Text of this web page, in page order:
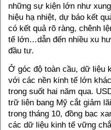
những sự kiện lớn như
hiệu hạ nhiệt, dự báo kết
có kết quả rõ ràng, chênh
tế lớn…dẫn đến nhiều xu
đầu tư.
Ở góc độ toàn cầu, dữ liệu
với các nền kinh tế lớn
trong suốt hai năm qua.
trữ liên bang Mỹ cắt giảm
trong tháng 10, đồng bạc
các dữ liệu kinh tế vững